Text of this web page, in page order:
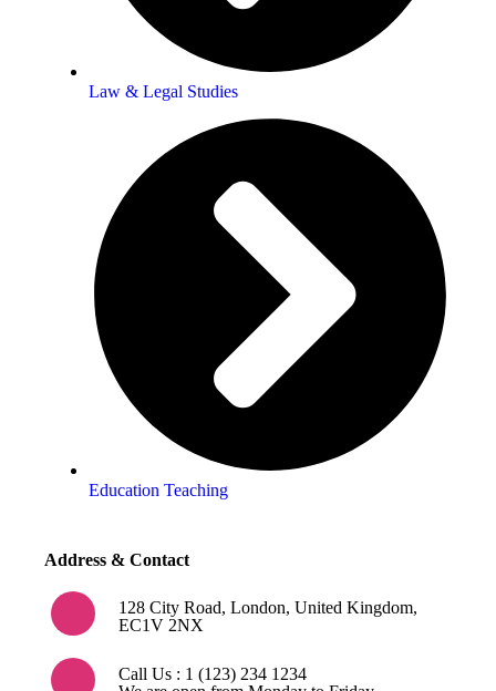
Law & Legal Studies
Education Teaching
Address & Contact
128 City Road, London, United Kingdom,
EC1V 2NX
Call Us : 1 (123) 234 1234